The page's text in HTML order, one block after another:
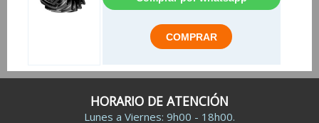
HORARIO DE ATENCIÓN
Lunes a Viernes: 9h00 - 18h00.